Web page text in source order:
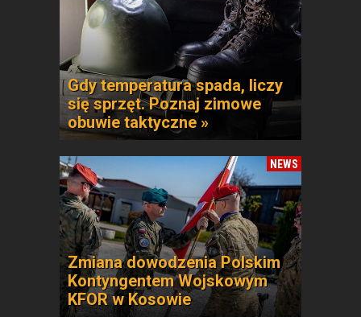
Gdy temperatura spada, liczy
się sprzęt. Poznaj zimowe
obuwie taktyczne »
NEWS
Zmiana dowodzenia Polskim
Kontyngentem Wojskowym
KFOR w Kosowie